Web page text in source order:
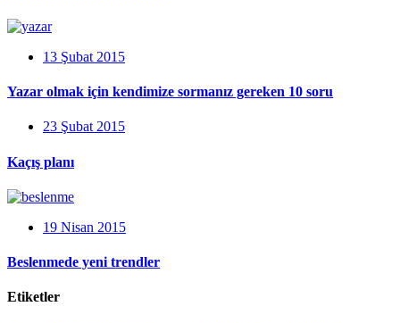
13 Şubat 2015
Yazar olmak için kendimize sormanız gereken 10 soru
23 Şubat 2015
Kaçış planı
19 Nisan 2015
Beslenmede yeni trendler
Etiketler